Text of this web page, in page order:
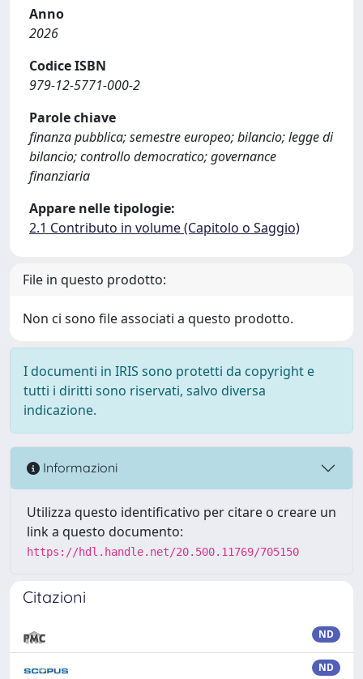
Anno
2026
Codice ISBN
979-12-5771-000-2
Parole chiave
finanza pubblica; semestre europeo; bilancio; legge di
bilancio; controllo democratico; governance
finanziaria
Appare nelle tipologie:
2.1 Contributo in volume (Capitolo o Saggio)
File in questo prodotto:
Non ci sono file associati a questo prodotto.
I documenti in IRIS sono protetti da copyright e
tutti i diritti sono riservati, salvo diversa
indicazione.
Informazioni
Utilizza questo identificativo per citare o creare un
link a questo documento:
https://hdl.handle.net/20.500.11769/705150
Citazioni
ND
ND